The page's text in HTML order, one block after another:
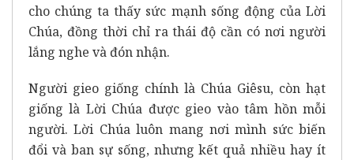
cho chúng ta thấy sức mạnh sống động của Lời
Chúa, đồng thời chỉ ra thái độ cần có nơi người
lắng nghe và đón nhận.
Người gieo giống chính là Chúa Giêsu, còn hạt
giống là Lời Chúa được gieo vào tâm hồn mỗi
người. Lời Chúa luôn mang nơi mình sức biến
đổi và ban sự sống, nhưng kết quả nhiều hay ít